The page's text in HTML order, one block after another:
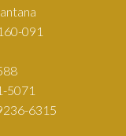
091
5071
6315